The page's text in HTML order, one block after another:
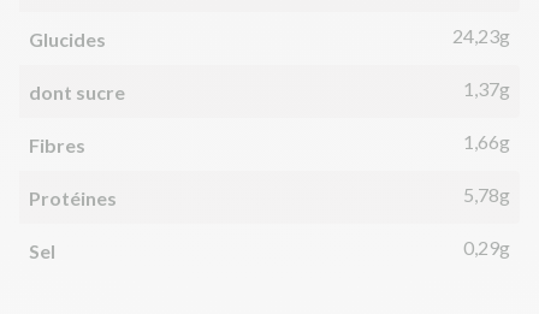
Glucides 24,23g
dont sucre 1,37g
Fibres 1,66g
Protéines 5,78g
Sel 0,29g